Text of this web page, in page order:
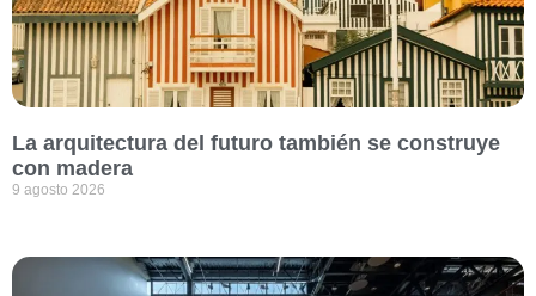
La arquitectura del futuro también se construye
con madera
9 agosto 2026